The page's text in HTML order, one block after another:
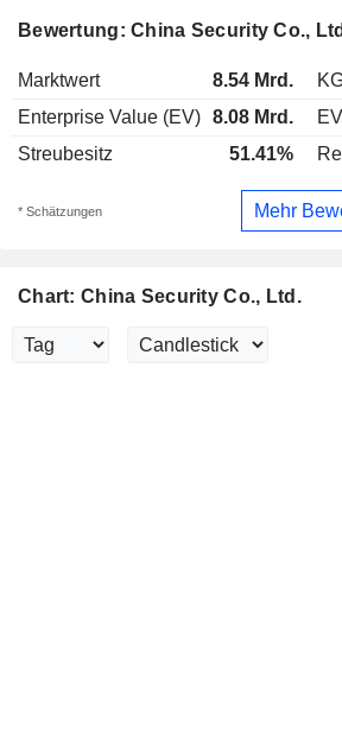
Bewertung: China Security Co.,
Marktwert 8.54 Mrd.
Enterprise Value (EV) 8.08 Mrd.
Streubesitz
51.41%
* Schätzungen Mehr
Chart: China Security Co., Ltd.